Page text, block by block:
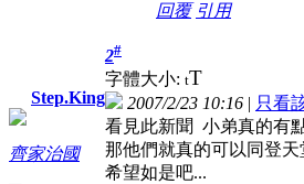
回覆 引用
Step.King
齊家治國
2#
字體大小: tT
2007/2/23 10:16 | 只看
看見此新聞 小弟真的有
那他們就真的可以同登天
希望如是吧...